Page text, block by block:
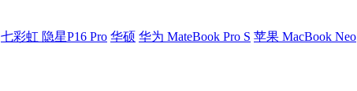
七彩虹 隐星P16 Pro 华硕 华为 MateBook Pro S 苹果 MacBook Neo